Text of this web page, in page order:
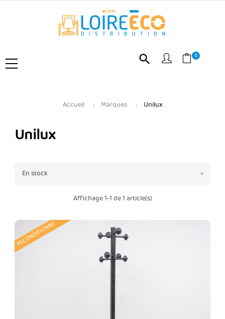
search 0
Accueil Marques Unilux
Unilux
En stock 
Affichage 1-1 de 1 article(s)
RECONDITIONNÉ